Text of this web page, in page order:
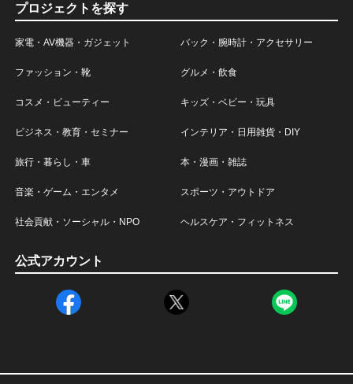
プロジェクトを探す
家電・AV機器・ガジェット バック・腕時計・アクセサリー
ファッション・靴 グルメ・飲食
コスメ・ビューティー キッズ・ベビー・玩具
ビジネス・教育・セミナー インテリア・日用雑貨・DIY
旅行・暮らし・車 本・漫画・雑誌
音楽・ゲーム・エンタメ スポーツ・アウトドア
社会貢献・ソーシャル・NPO ヘルスケア・フィットネス
公式アカウント